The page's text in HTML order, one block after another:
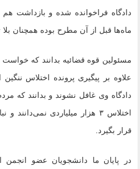
دادگاه فراخوانده شده و بازداشت
ماه‌ها قبل از آن مطرح بوده همچنان
مسئولین قوه قضائیه بدانند که
علاوه بر پیگیری پرونده اختلاس
دادگاه وی غافل نشوند و بدانند که
اختلاس ۳ هزار میلیاردی
قرار بگیرد.
در پایان ما دانشجویان عضو انجمن